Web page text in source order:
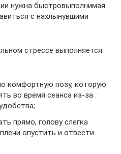
нужна быстровыполнимая
с нахлынувшими
стрессе выполняется
комфортную позу, которую
во время сеанса из-за
прямо, голову слегка
опустить и отвести